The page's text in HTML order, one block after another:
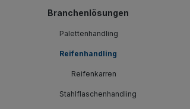
Branchenlösungen
Palettenhandling
Reifenhandling
Reifenkarren
Stahlflaschenhandling